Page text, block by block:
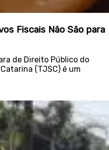
Fiscais Não São para
de Direito Público do
(TJSC) é um